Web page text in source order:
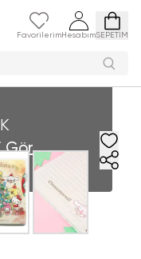
Favorilerim HesabımSEPETİM
Gör